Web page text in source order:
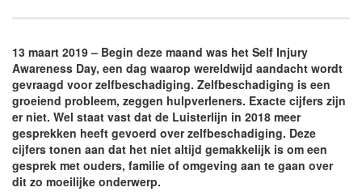
13 maart 2019 – Begin deze maand was het Self Injury
Awareness Day, een dag waarop wereldwijd aandacht wordt
gevraagd voor zelfbeschadiging. Zelfbeschadiging is een
groeiend probleem, zeggen hulpverleners. Exacte cijfers zijn
er niet. Wel staat vast dat de Luisterlijn in 2018 meer
gesprekken heeft gevoerd over zelfbeschadiging. Deze
cijfers tonen aan dat het niet altijd gemakkelijk is om een
gesprek met ouders, familie of omgeving aan te gaan over
dit zo moeilijke onderwerp.